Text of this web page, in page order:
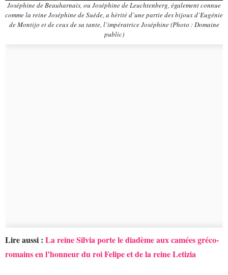
Joséphine de Beauharnais, ou Joséphine de Leuchtenberg, également connue
comme la reine Joséphine de Suède, a hérité d’une partie des bijoux d’Eugénie
de Montijo et de ceux de sa tante, l’impératrice Joséphine (Photo : Domaine
public)
Lire aussi : La reine Silvia porte le diadème aux camées gréco-
romains en l’honneur du roi Felipe et de la reine Letizia